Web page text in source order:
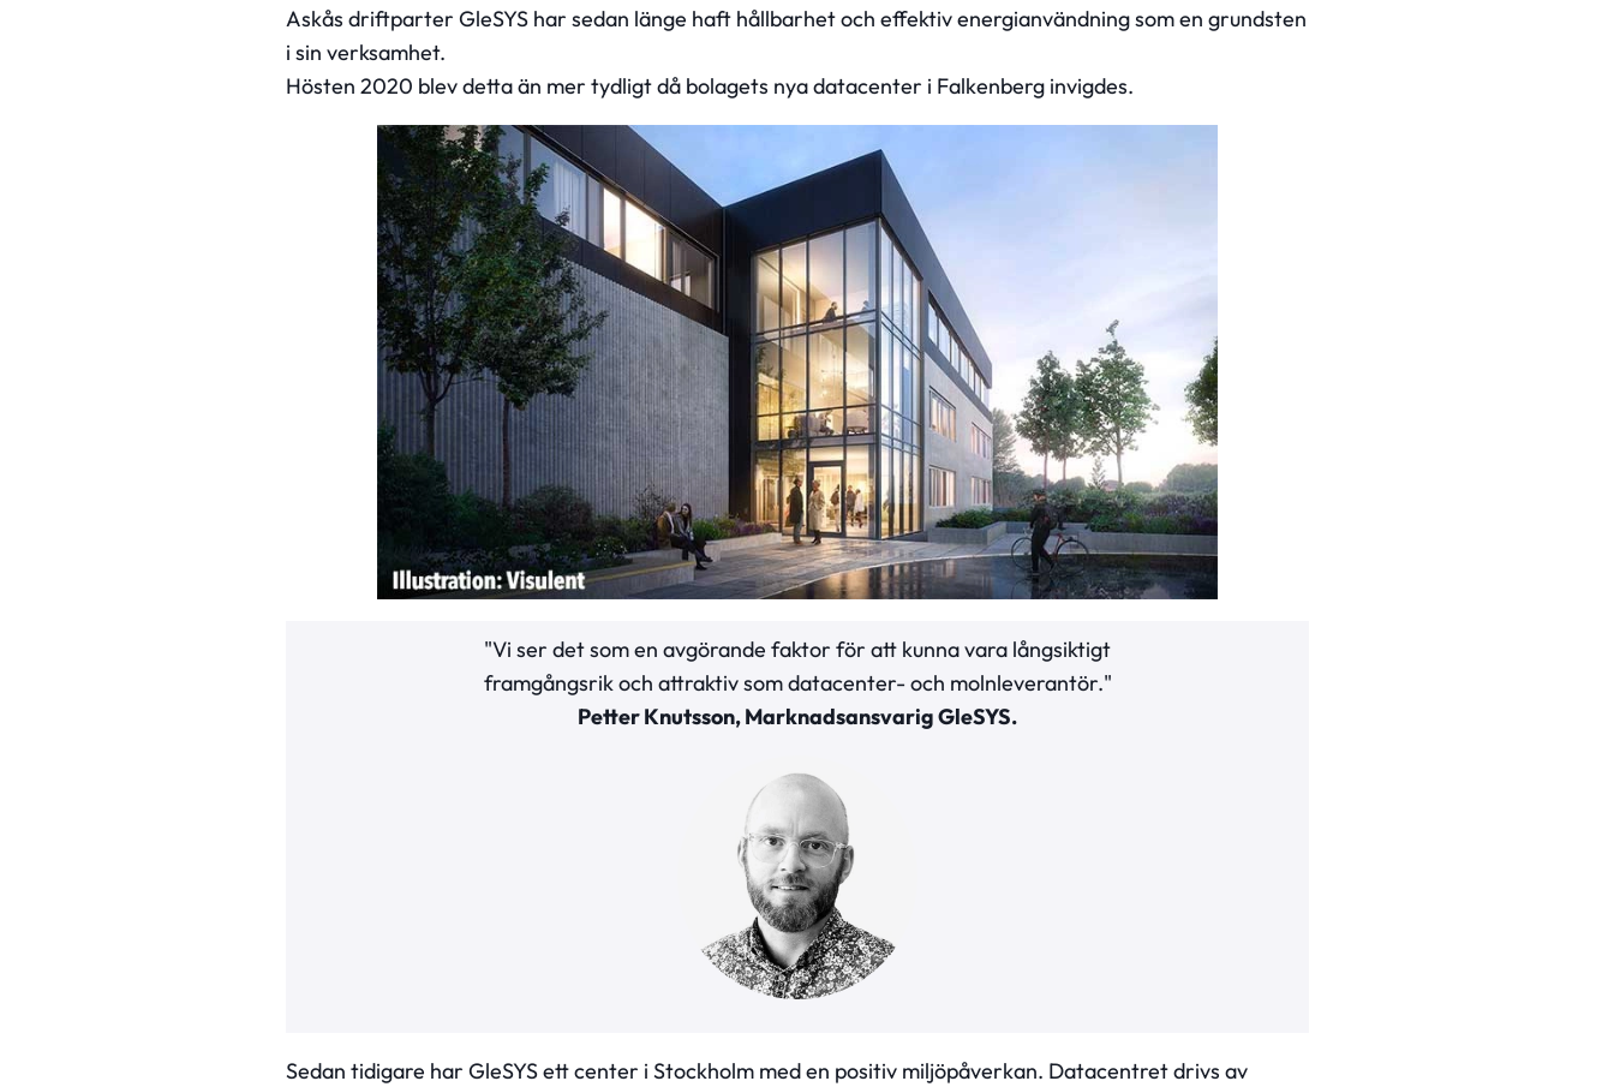
Askås driftparter GleSYS har sedan länge haft hållbarhet och effektiv energianvändning som en grundsten
i sin verksamhet.
Hösten 2020 blev detta än mer tydligt då bolagets nya datacenter i Falkenberg invigdes.
"Vi ser det som en avgörande faktor för att kunna vara långsiktigt
framgångsrik och attraktiv som datacenter- och molnleverantör."
Petter Knutsson, Marknadsansvarig GleSYS.
Sedan tidigare har GleSYS ett center i Stockholm med en positiv miljöpåverkan. Datacentret drivs av